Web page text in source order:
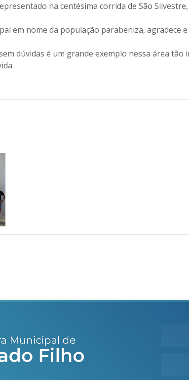
na centésima corrida de São
em nome da população parabeniza, agradece
dúvidas é um grande exemplo nessa área tão